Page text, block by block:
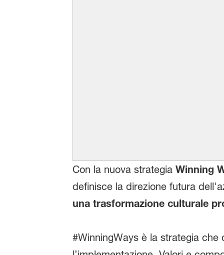
Con la nuova strategia Winning
definisce la direzione futura
una trasformazione culturale
#WinningWays è la strategia